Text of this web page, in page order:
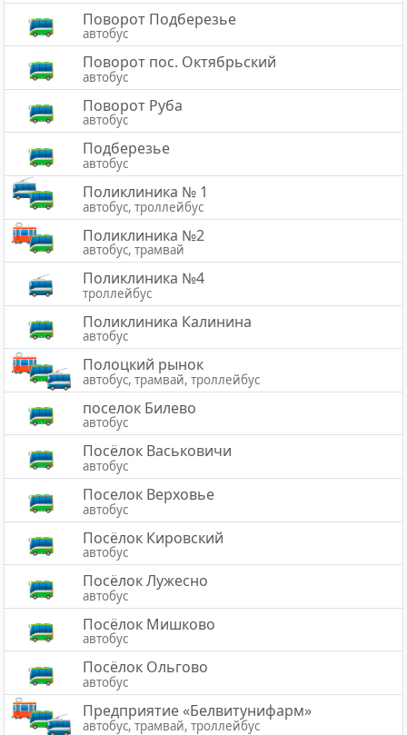
Поворот Подберезье
автобус
Поворот пос. Октябрьский
автобус
Поворот Руба
автобус
Подберезье
автобус
Поликлиника № 1
автобус, троллейбус
Поликлиника №2
автобус, трамвай
Поликлиника №4
троллейбус
Поликлиника Калинина
автобус
Полоцкий рынок
автобус, трамвай, троллейбус
поселок Билево
автобус
Посёлок Васьковичи
автобус
Поселок Верховье
автобус
Посёлок Кировский
автобус
Посёлок Лужесно
автобус
Посёлок Мишково
автобус
Посёлок Ольгово
автобус
Предприятие «Белвитунифарм»
автобус, трамвай, троллейбус